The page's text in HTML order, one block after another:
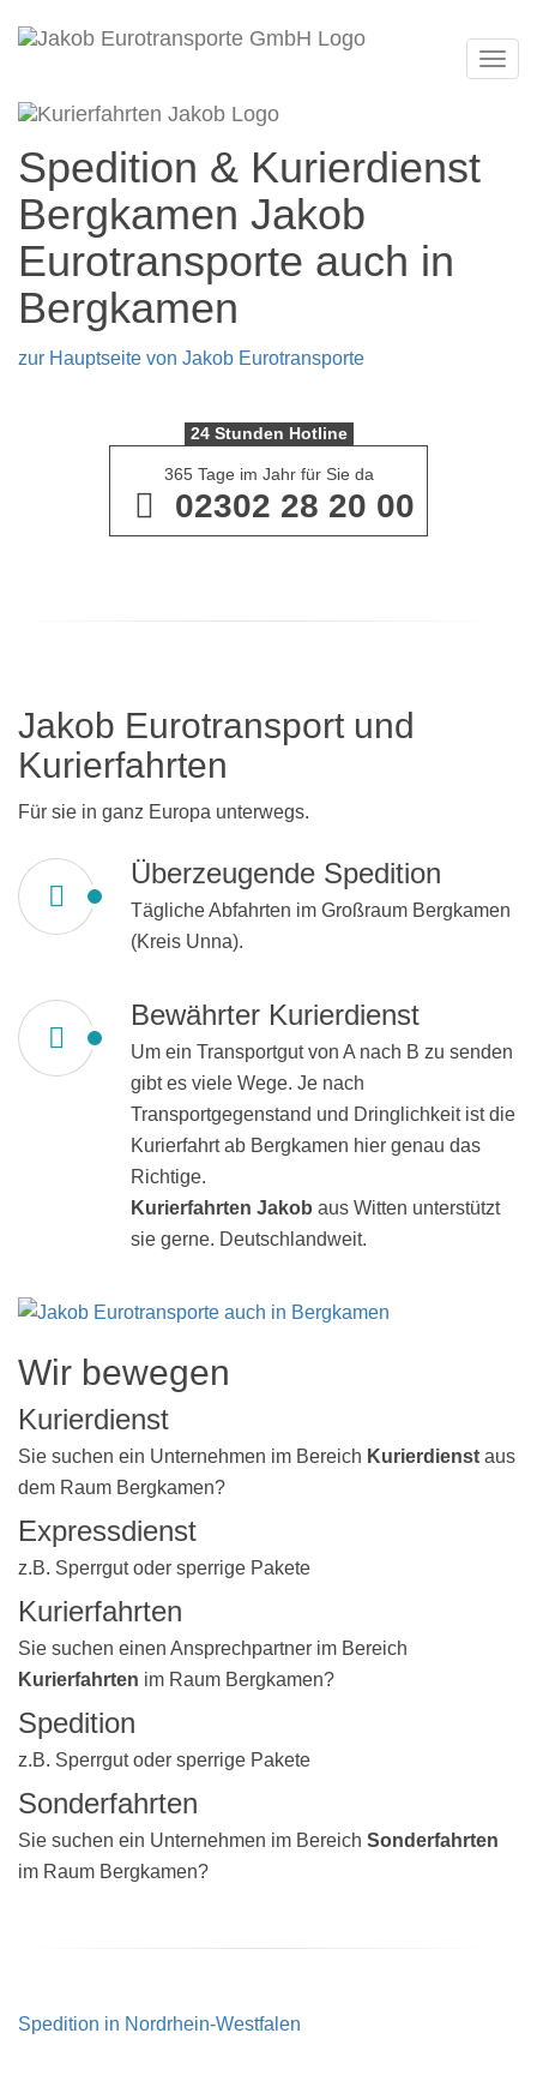
Spedition & Kurierdienst
Bergkamen Jakob
Eurotransporte auch in
Bergkamen
zur Hauptseite von Jakob Eurotransporte
24 Stunden Hotline
365 Tage im Jahr für Sie da
02302 28 20 00
Jakob Eurotransport und
Kurierfahrten
Für sie in ganz Europa unterwegs.
Überzeugende Spedition
Tägliche Abfahrten im Großraum Bergkamen
(Kreis Unna).
Bewährter Kurierdienst
Um ein Transportgut von A nach B zu senden
gibt es viele Wege. Je nach
Transportgegenstand und Dringlichkeit ist die
Kurierfahrt ab Bergkamen hier genau das
Richtige.
Kurierfahrten Jakob aus Witten unterstützt
sie gerne. Deutschlandweit.
Wir bewegen
Kurierdienst
Sie suchen ein Unternehmen im Bereich Kurierdienst aus
dem Raum Bergkamen?
Expressdienst
z.B. Sperrgut oder sperrige Pakete
Kurierfahrten
Sie suchen einen Ansprechpartner im Bereich
Kurierfahrten im Raum Bergkamen?
Spedition
z.B. Sperrgut oder sperrige Pakete
Sonderfahrten
Sie suchen ein Unternehmen im Bereich Sonderfahrten
im Raum Bergkamen?
Spedition in Nordrhein-Westfalen